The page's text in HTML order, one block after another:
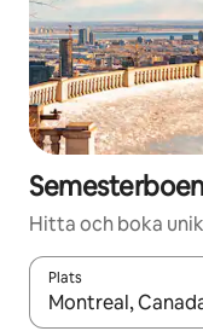
Hitta och boka
Plats
När resultaten är